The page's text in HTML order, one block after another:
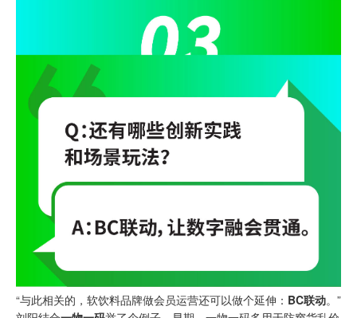
“与此相关的，软饮料品牌做会员运营还可以做个延伸： BC联动。”